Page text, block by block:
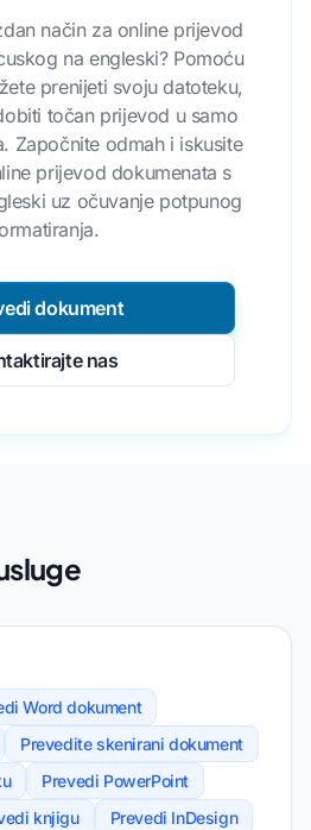
način za online prijevod
na engleski? Pomoću
prenijeti svoju datoteku,
točan prijevod u samo
Započnite odmah i iskusite
prijevod dokumenata s
uz očuvanje potpunog
dokument
nas
Word dokument
Prevedite skenirani dokument
Prevedi PowerPoint
knjigu
Prevedi InDesign